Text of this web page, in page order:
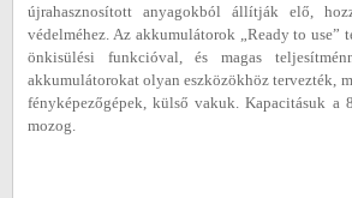
újrahasznosított anyagokból állítják elő,
védelméhez. Az akkumulátorok „Ready to use”
önkisülési funkcióval, és magas
akkumulátorokat olyan eszközökhöz tervezték,
fényképezőgépek, külső vakuk. Kapacitásuk a
mozog.